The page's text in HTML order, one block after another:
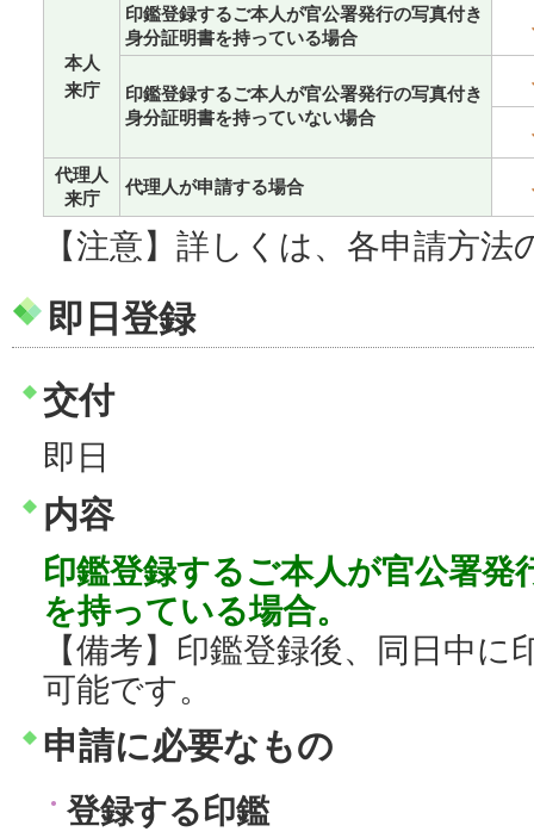
本人
来庁
印鑑登録するご本人が官公署発行の写真付き
身分証明書を持っている場合
印鑑登録するご本人が官公署発行の写真付き
身分証明書を持っていない場合
代理人
来庁
代理人が申請する場合
【注意】詳しくは、各申請方
即日登録
交付
即日
内容
印鑑登録するご本人が官公署発
を持っている場合。
【備考】印鑑登録後、同日中
可能です。
申請に必要なもの
登録する印鑑